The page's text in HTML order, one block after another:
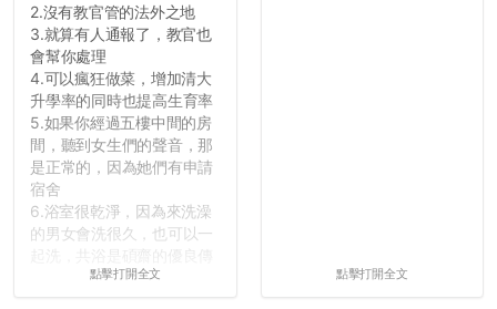
2.沒有教官管的法外之地
3.就算有人通報了，教官也
會幫你處理
4.可以瘋狂做菜，增加清大
升學率的同時也提高生育率
5.如果你經過五樓中間的房
間，聽到女生們的聲音，那
是正常的，因為她們有申請
宿舍
6.浴室很乾淨，因為來洗澡
的男女會洗很久，也可以一
點擊打開全文 點擊打開全文